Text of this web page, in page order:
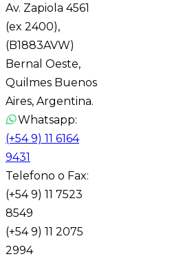
Av. Zapiola 4561
(ex 2400),
(B1883AVW)
Bernal Oeste,
Quilmes Buenos
Aires, Argentina.
Whatsapp:
(+54 9) 11 6164
9431
Telefono o Fax:
(+54 9) 11 7523
8549
(+54 9) 11 2075
2994